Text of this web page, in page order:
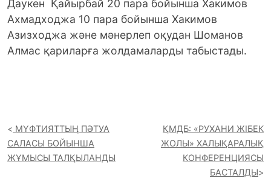
Даукен Қайырбай 20 пара бойынша Хакимов
Ахмадходжа 10 пара бойынша Хакимов
Азизходжа және мәнерлеп оқудан Шоманов
Алмас қариларға жолдамаларды табыстады.
МҮФТИЯТТЫҢ ПӘТУА
САЛАСЫ БОЙЫНША
ЖҰМЫСЫ ТАЛҚЫЛАНДЫ
ҚМДБ: «РУХАНИ ЖІБЕК
ЖОЛЫ» ХАЛЫҚАРАЛЫҚ
КОНФЕРЕНЦИЯСЫ
БАСТАЛДЫ